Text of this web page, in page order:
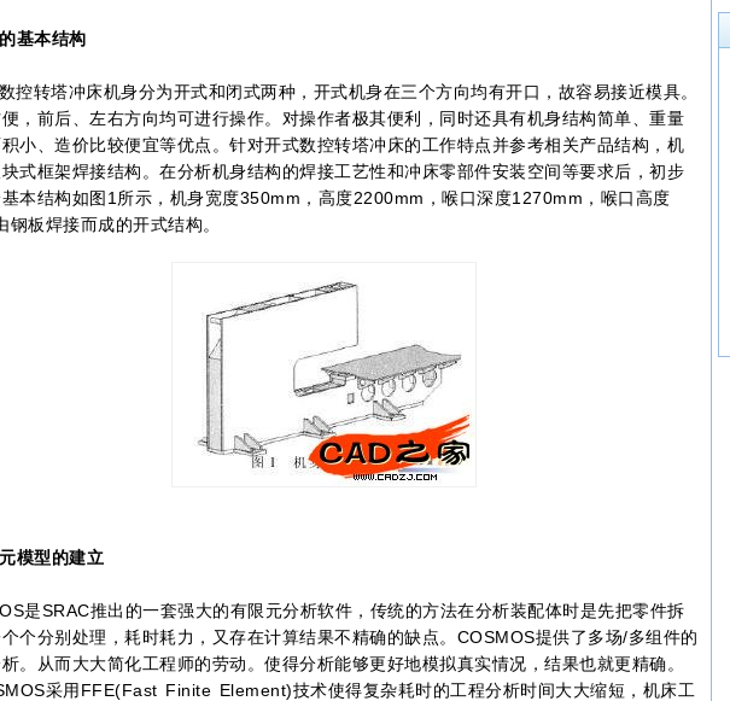
本结构
转塔冲床机身分为开式和闭式两种，开式机身在三个方向均有开口，故容易接近模具。
，前后、左右方向均可进行操作。对操作者极其便利，同时还具有机身结构简单、重量
小、造价比较便宜等优点。针对开式数控转塔冲床的工作特点并参考相关产品结构，机
式框架焊接结构。在分析机身结构的焊接工艺性和冲床零部件安装空间等要求后，初步
本结构如图1所示，机身宽度350mm，高度2200mm，喉口深度1270mm，喉口高度
钢板焊接而成的开式结构。
型的建立
SRAC推出的一套强大的有限元分析软件，传统的方法在分析装配体时是先把零件拆
个分别处理，耗时耗力，又存在计算结果不精确的缺点。COSMOS提供了多场/多组件的
。从而大大简化工程师的劳动。使得分析能够更好地模拟真实情况，结果也就更精确。
采用FFE(Fast Finite Element)技术使得复杂耗时的工程分析时间大大缩短，机床工